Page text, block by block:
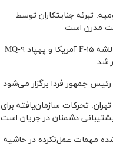
تبرئه جنایتکاران توسط
مدرن است
اولین تصاویر لاشه F-۱۵ آمریکا و پهپاد MQ-۹
شد
جمهور فردا برگزار می‌شود
تحرکات سازمان‌یافته برای
دشمنان در جریان است
مهمات عمل‌نکرده در حاشیه